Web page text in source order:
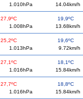
1.010hPa 14.04km/h
27,9ºC
19,9ºC
1.008hPa 13.68km/h
25,2ºC
19,6ºC
1.013hPa 9.72km/h
27,1ºC
18,1ºC
1.016hPa 15.84km/h
27,7ºC
18,8ºC
1.016hPa 15.84km/h